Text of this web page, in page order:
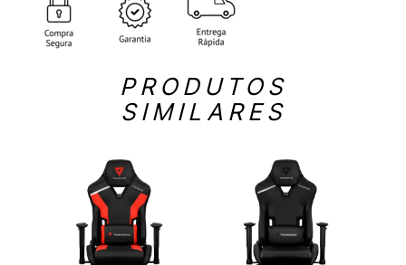
PRODUTOS
SIMILARES